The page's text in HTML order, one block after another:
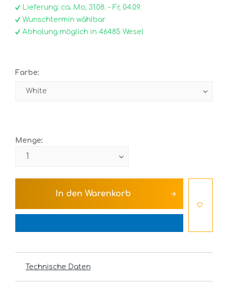
Lieferung: ca. Mo, 31.08. - Fr, 04.09.
Wunschtermin wählbar
Abholung möglich in 46485 Wesel
Farbe:
Menge:
In den Warenkorb
Technische Daten